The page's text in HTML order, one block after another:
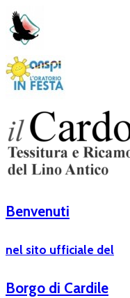
Benvenuti
nel sito ufficiale del
Borgo di Cardile